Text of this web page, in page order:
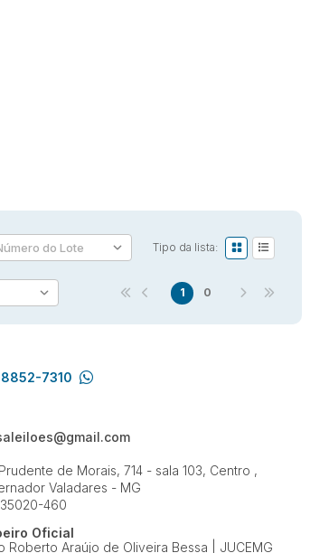
Tipo da lista:
1 0
7310
de Morais, 714 - sala 103, Centro ,
Valadares - MG
35020-460
Oficial
Roberto Araújo de Oliveira Bessa | JUCEMG